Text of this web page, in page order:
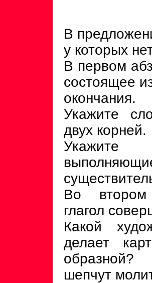
В
у которых
В первом
состоящее
окончания.
Укажите
двух корней.
Укажите
Во втором
глагол
Какой
делает
шепчут